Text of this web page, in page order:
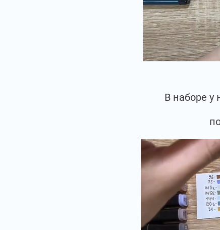
В наборе